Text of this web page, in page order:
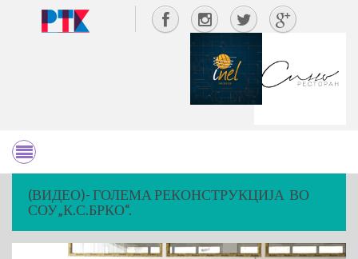
(ВИДЕО)- ГОЛЕМА РЕКОНСТРУКЦИЈА ВО
СОУ„К.С.БРКО“.